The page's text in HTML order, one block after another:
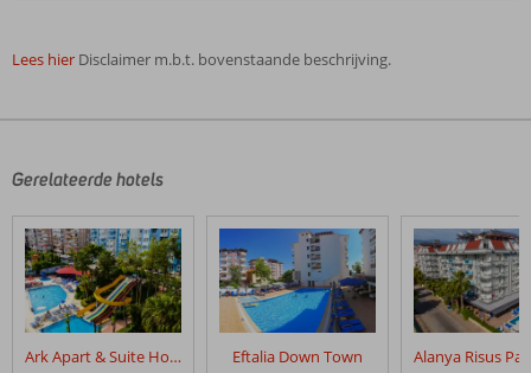
Lees hier Disclaimer m.b.t. bovenstaande beschrijving.
door
klanten
geschreven
na
hun
verblijf
Club
Gerelateerde hotels
Ark Apart & Suite Hotel Eftalia Down Town